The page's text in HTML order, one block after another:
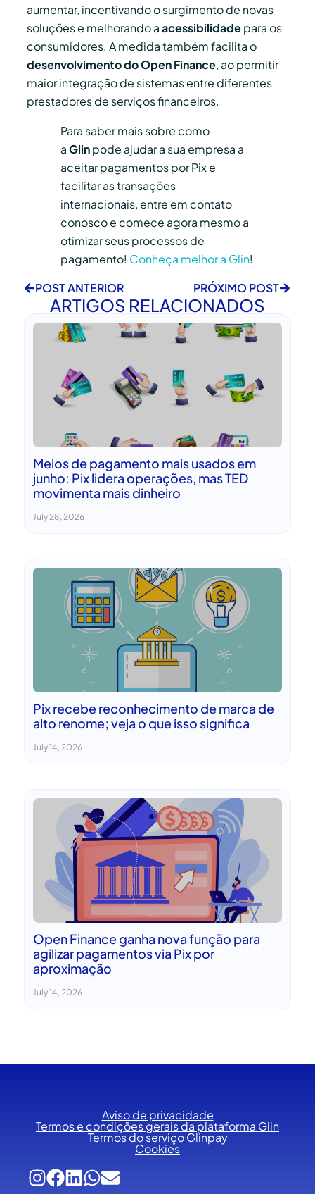
aumentar, incentivando o surgimento de novas
soluções e melhorando aacessibilidadepara os
consumidores. A medida também facilita o
desenvolvimento do Open Finance, ao permitir
maior integração de sistemas entre diferentes
prestadores de serviços financeiros.
Para saber mais sobre como
aGlinpode ajudar a sua empresa a
aceitar pagamentos por Pix e
facilitar as transações
internacionais, entre em contato
conosco e comece agora mesmo a
otimizar seus processos de
pagamento! Conheça melhor a Glin!
POST ANTERIOR
PRÓXIMO POST
ARTIGOS RELACIONADOS
Meios de pagamento mais usados em
junho: Pix lidera operações, mas TED
movimenta mais dinheiro
July 28, 2026
Pix recebe reconhecimento de marca de
alto renome; veja o que isso significa
July 14, 2026
Open Finance ganha nova função para
agilizar pagamentos via Pix por
aproximação
July 14, 2026
Aviso de privacidade
Termos e condições gerais da plataforma Glin
Termos do serviço Glinpay
Cookies